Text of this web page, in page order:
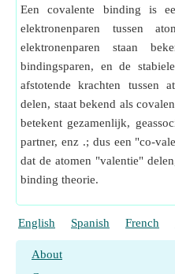
Een covalente binding is
elektronenparen tussen
elektronenparen staan
bindingsparen, en de
afstotende krachten tussen
delen, staat bekend als
betekent gezamenlijk,
partner, enz .; dus een "co-
dat de atomen "valentie"
binding theorie.
English Spanish French
About